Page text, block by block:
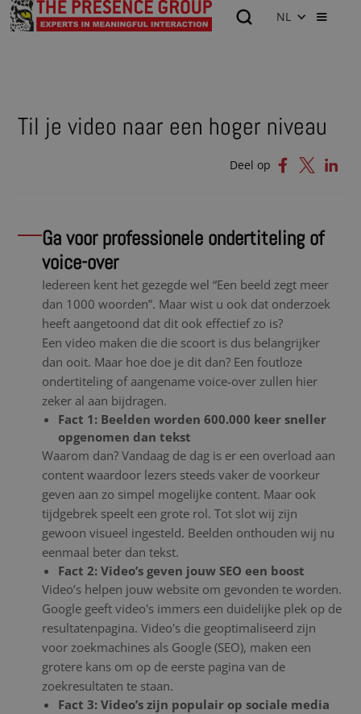
NL
Til je video naar een hoger niveau
Deel op
Ga voor professionele ondertiteling of
voice-over
Iedereen kent het gezegde wel “Een beeld zegt meer
dan 1000 woorden”. Maar wist u ook dat onderzoek
heeft aangetoond dat dit ook effectief zo is?
Een video maken die die scoort is dus belangrijker
dan ooit. Maar hoe doe je dit dan? Een foutloze
ondertiteling of aangename voice-over zullen hier
zeker al aan bijdragen.
Fact 1: Beelden worden 600.000 keer sneller
opgenomen dan tekst
Waarom dan? Vandaag de dag is er een overload aan
content waardoor lezers steeds vaker de voorkeur
geven aan zo simpel mogelijke content. Maar ook
tijdgebrek speelt een grote rol. Tot slot wij zijn
gewoon visueel ingesteld. Beelden onthouden wij nu
eenmaal beter dan tekst.
Fact 2: Video’s geven jouw SEO een boost
Video’s helpen jouw website om gevonden te worden.
Google geeft video's immers een duidelijke plek op de
resultatenpagina. Video's die geoptimaliseerd zijn
voor zoekmachines als Google (SEO), maken een
grotere kans om op de eerste pagina van de
zoekresultaten te staan.
Fact 3: Video’s zijn populair op sociale media